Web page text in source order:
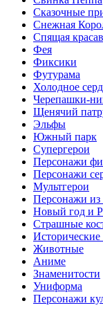
Сказочные
Снежная
Спящая
Фея
Фиксики
Футурама
Холодное
Черепашки-
Щенячий
Эльфы
Южный парк
Супергерои
Персонажи
Персонажи
Мультгерои
Персонажи из
Новый год и
Страшные
Животные
Аниме
Знаменитости
Униформа
Персонажи